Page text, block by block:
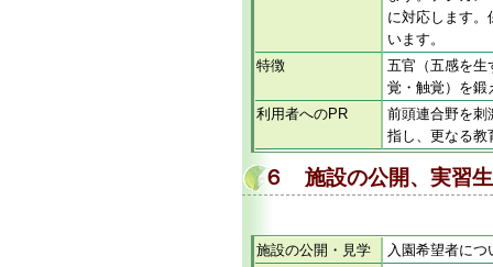
に対応します
います。
特徴
五官（五感を生
覚・触覚）を
利用者へのPR
前頭連合野を刺
指し、更なる
６ 施設の公開、実習
施設の公開・見学
入園希望者に